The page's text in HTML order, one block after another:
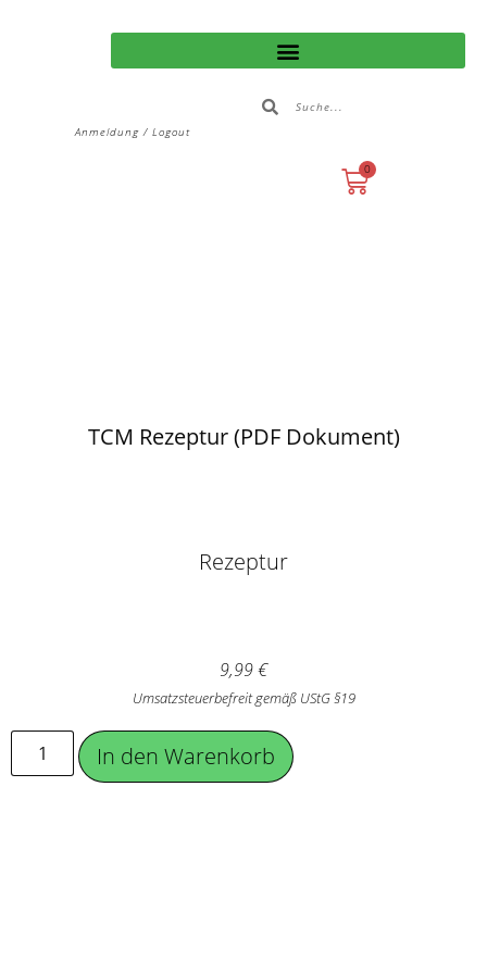
Anmeldung / Logout
0
TCM Rezeptur (PDF Dokument)
Rezeptur
9,99€
Umsatzsteuerbefreit gemäß UStG §19
In den Warenkorb